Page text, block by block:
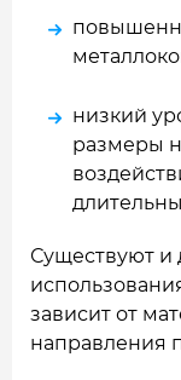
низкий
размеры
Существуют и
зависит от
направления